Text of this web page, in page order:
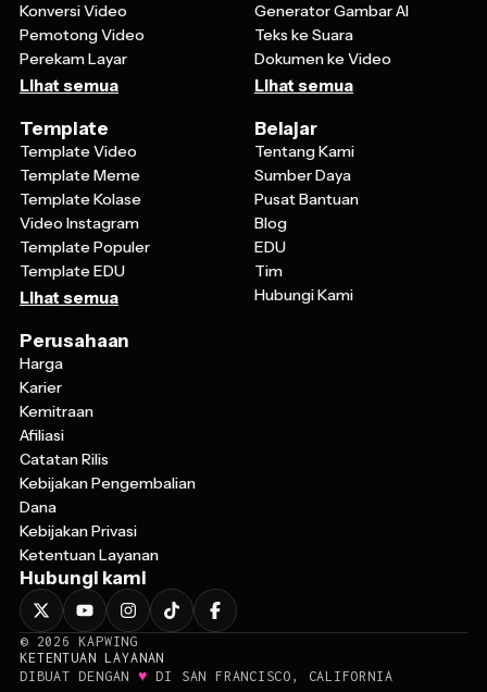
Konversi Video
Pemotong Video
Perekam Layar
Lihat semua
Generator Gambar AI
Teks ke Suara
Dokumen ke Video
Lihat semua
Template
Template Video
Template Meme
Template Kolase
Video Instagram
Template Populer
Template EDU
Lihat semua
Belajar
Tentang Kami
Sumber Daya
Pusat Bantuan
Blog
EDU
Tim
Hubungi Kami
Perusahaan
Harga
Karier
Kemitraan
Afiliasi
Catatan Rilis
Kebijakan Pengembalian
Dana
Kebijakan Privasi
Ketentuan Layanan
Hubungi kami
© 2026
KAPWING
KETENTUAN LAYANAN
DIBUAT DENGAN ♥ DI SAN FRANCISCO, CALIFORNIA